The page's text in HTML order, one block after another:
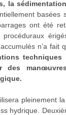
la
ont été
procéduraux
n’a fait
pleinement
hydrique.